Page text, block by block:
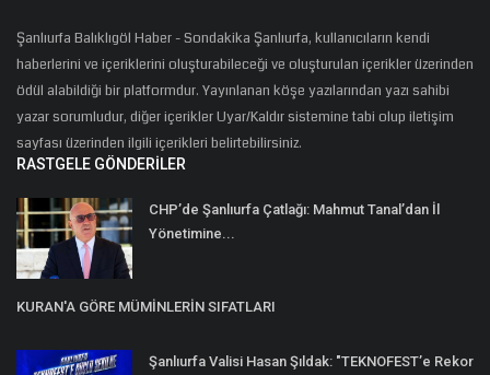
Şanlıurfa Balıklıgöl Haber - Sondakika Şanlıurfa, kullanıcıların kendi
haberlerini ve içeriklerini oluşturabileceği ve oluşturulan içerikler üzerinden
ödül alabildiği bir platformdur. Yayınlanan köşe yazılarından yazı sahibi
yazar sorumludur, diğer içerikler Uyar/Kaldır sistemine tabi olup iletişim
sayfası üzerinden ilgili içerikleri belirtebilirsiniz.
RASTGELE GÖNDERILER
CHP’de Şanlıurfa Çatlağı: Mahmut Tanal’dan İl
Yönetimine...
KURAN'A GÖRE MÜMİNLERİN SIFATLARI
Şanlıurfa Valisi Hasan Şıldak: "TEKNOFEST’e Rekor